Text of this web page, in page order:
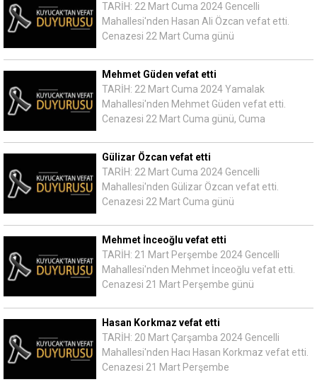
TARİH: 22 Mart Cuma 2024 Gencelli
Mahallesi'nden Hasan Ali Özcan vefat etti.
Cenazesi 22 Mart Cuma günü
Mehmet Güden vefat etti
TARİH: 22 Mart Cuma 2024 Yamalak
Mahallesi'nden Mehmet Güden vefat etti.
Cenazesi 22 Mart Cuma günü, Cuma
Gülizar Özcan vefat etti
TARİH: 22 Mart Cuma 2024 Gencelli
Mahallesi'nden Gülizar Özcan vefat etti.
Cenazesi 22 Mart Cuma günü
Mehmet İnceoğlu vefat etti
TARİH: 21 Mart Perşembe 2024 Gencelli
Mahallesi'nden Mehmet İnceoğlu vefat etti.
Cenazesi 21 Mart Perşembe günü
Hasan Korkmaz vefat etti
TARİH: 20 Mart Çarşamba 2024 Gencelli
Mahallesi'nden Hacı Hasan Korkmaz vefat etti.
Cenazesi 21 Mart Perşembe